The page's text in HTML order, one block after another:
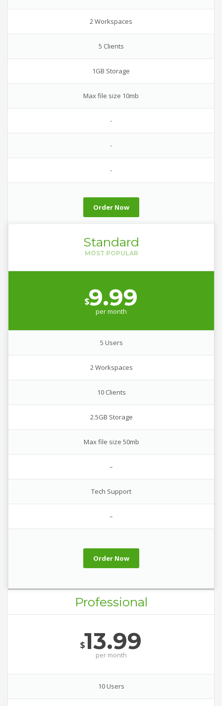
2 Workspaces
5 Clients
1GB Storage
Max file size 10mb
-
-
-
Order Now
Standard
$9.99
permonth
5 Users
2 Workspaces
10 Clients
2.5GB Storage
Max file size 50mb
–
Tech Support
–
Order Now
Professional
$13.99
per month
10 Users